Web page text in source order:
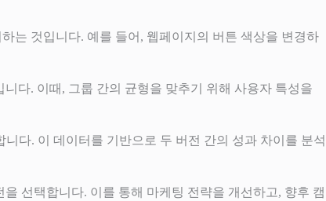
는 것입니다. 예를 들어, 웹페이지의 버튼 색상을 변경하
다. 이때, 그룹 간의 균형을 맞추기 위해 사용자 특성을
다. 이 데이터를 기반으로 두 버전 간의 성과 차이를 분석
선택합니다. 이를 통해 마케팅 전략을 개선하고, 향후 캠